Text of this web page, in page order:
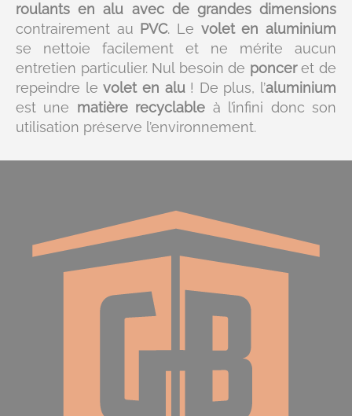
roulants en alu avec de grandes dimensions
contrairement au PVC. Le volet en aluminium
se nettoie facilement et ne mérite aucun
entretien particulier. Nul besoin de ponceret de
repeindre le volet en alu! De plus, l’aluminium
est une matière recyclable à l’infini donc son
utilisation préserve l’environnement.